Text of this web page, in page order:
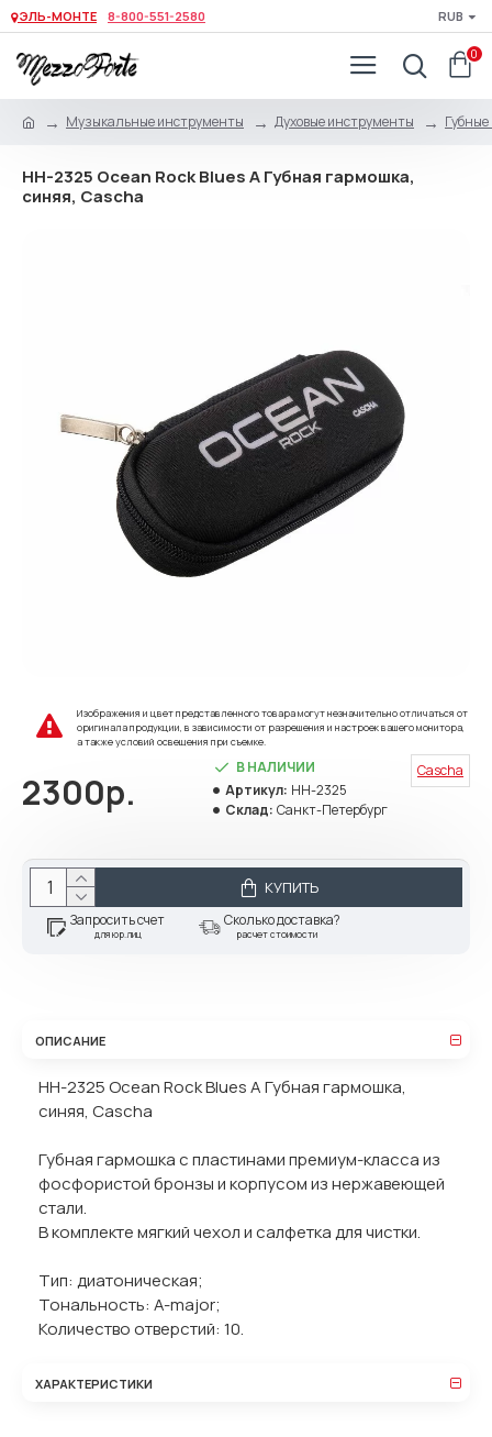
ЭЛЬ-МОНТЕ 8-800-551-2580 RUB
0
Музыкальные инструменты Духовые инструменты
HH-2325 Ocean Rock Blues A Губная гармошка,
синяя, Cascha
Изображения и цвет представленного товара могут незначительно отличаться от
оригинала продукции, в зависимости от разрешения и настроек вашего монитора,
а также условий освещения при съемке.
2300р.
В НАЛИЧИИ
Артикул: HH-2325
Склад: Санкт-Петербург
Cascha
КУПИТЬ
Запросить счет
для юр.лиц
Сколько доставка?
расчет стоимости
ОПИСАНИЕ
HH-2325 Ocean Rock Blues A Губная гармошка,
синяя, Cascha
Губная гармошка с пластинами премиум-класса из
фосфористой бронзы и корпусом из нержавеющей
стали.
В комплекте мягкий чехол и салфетка для чистки.
Тип: диатоническая;
Тональность: A-major;
Количество отверстий: 10.
ХАРАКТЕРИСТИКИ